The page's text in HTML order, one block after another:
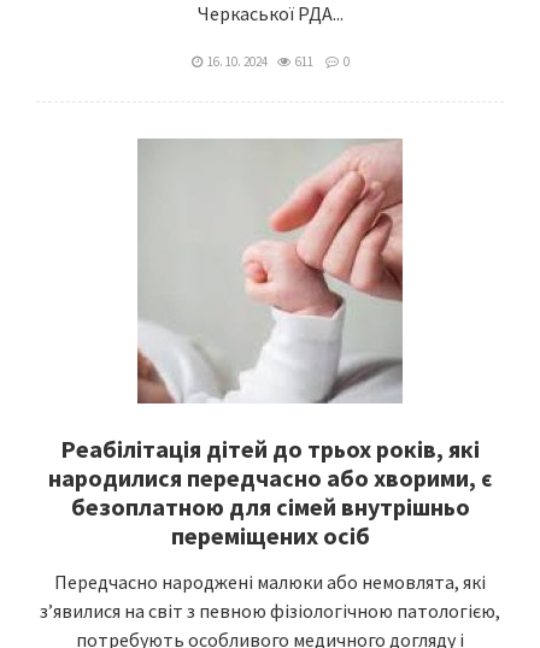
Черкаської РДА...
16. 10. 2024 611 0
Реабілітація дітей до трьох років, які
народилися передчасно або хворими, є
безоплатною для сімей внутрішньо
переміщених осіб
Передчасно народжені малюки або немовлята, які
з’явилися на світ з певною фізіологічною патологією,
потребують особливого медичного догляду і